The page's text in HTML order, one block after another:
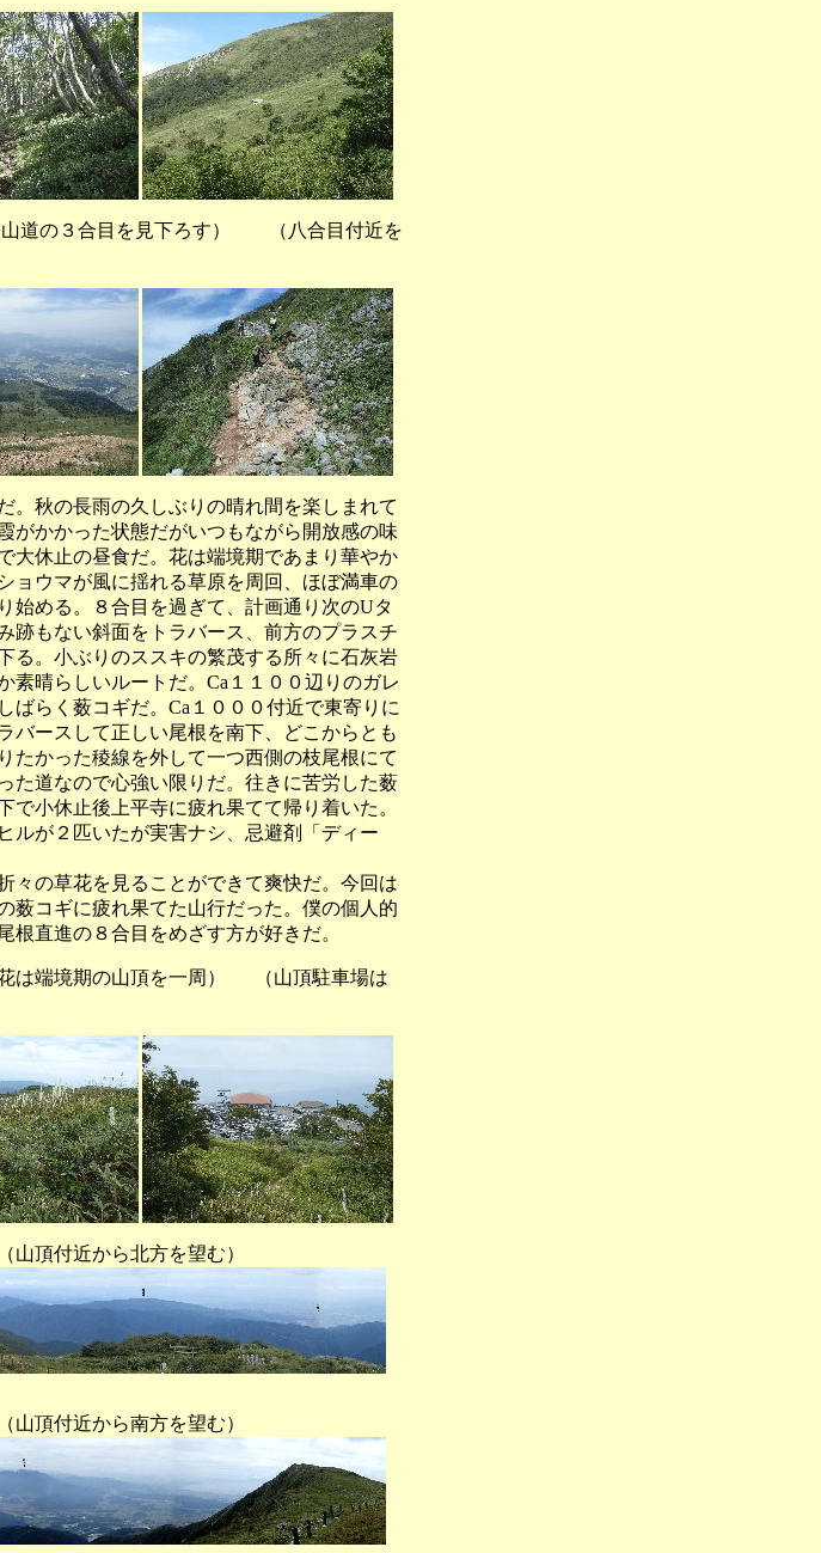
道の３合目を見下ろす） （八合目付近を
秋の長雨の久しぶりの晴れ間を楽しまれて
がかかった状態だがいつもながら開放感の味
大休止の昼食だ。花は端境期であまり華やか
ョウマが風に揺れる草原を周回、ほぼ満車の
始める。８合目を過ぎて、計画通り次のUタ
跡もない斜面をトラバース、前方のプラスチ
る。小ぶりのススキの繁茂する所々に石灰岩
素晴らしいルートだ。Ca１１００辺りのガレ
ばらく薮コギだ。Ca１０００付近で東寄りに
バースして正しい尾根を南下、どこからとも
たかった稜線を外して一つ西側の枝尾根にて
た道なので心強い限りだ。往きに苦労した薮
小休止後上平寺に疲れ果てて帰り着いた。
ルが２匹いたが実害ナシ、忌避剤「ディー
の草花を見ることができて爽快だ。今回は
薮コギに疲れ果てた山行だった。僕の個人的
直進の８合目をめざす方が好きだ。
期の山頂を一周） （山頂駐車場は
を望む）
を望む）